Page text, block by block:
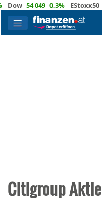
54 049 0,3% EStoxx50 6 541
Citigroup Aktie